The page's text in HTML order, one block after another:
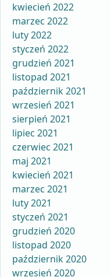
kwiecień 2022
marzec 2022
luty 2022
styczeń 2022
grudzień 2021
listopad 2021
październik 2021
wrzesień 2021
sierpień 2021
lipiec 2021
czerwiec 2021
maj 2021
kwiecień 2021
marzec 2021
luty 2021
styczeń 2021
grudzień 2020
listopad 2020
październik 2020
wrzesień 2020